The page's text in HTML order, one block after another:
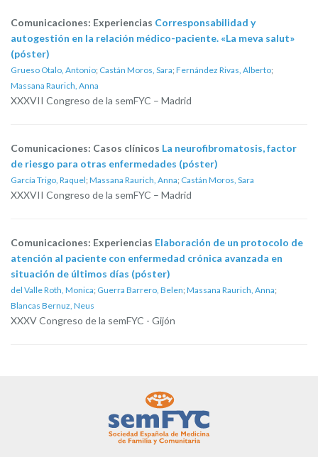
Comunicaciones: Experiencias Corresponsabilidad y
autogestión en la relación médico-paciente. «La meva salut»
(póster)
Grueso Otalo, Antonio; Castán Moros, Sara; Fernández Rivas, Alberto;
Massana Raurich, Anna
XXXVII Congreso de la semFYC – Madrid
Comunicaciones: Casos clínicos La neurofibromatosis, factor
de riesgo para otras enfermedades (póster)
García Trigo, Raquel; Massana Raurich, Anna; Castán Moros, Sara
XXXVII Congreso de la semFYC – Madrid
Comunicaciones: Experiencias Elaboración de un protocolo de
atención al paciente con enfermedad crónica avanzada en
situación de últimos días (póster)
del Valle Roth, Monica; Guerra Barrero, Belen; Massana Raurich, Anna;
Blancas Bernuz, Neus
XXXV Congreso de la semFYC - Gijón